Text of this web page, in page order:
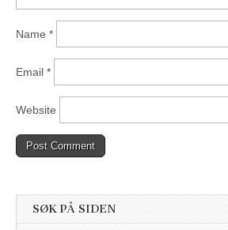
Name *
Email *
Website
SØK PÅ SIDEN